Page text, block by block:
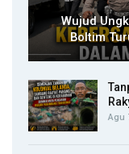
Wujud
Boltim
Agu